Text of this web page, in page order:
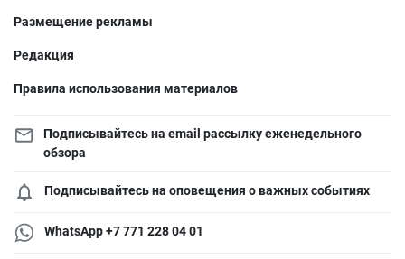
Размещение рекламы
Редакция
Правила использования материалов
Подписывайтесь на email рассылку еженедельного
обзора
Подписывайтесь на оповещения о важных событиях
WhatsApp +7 771 228 04 01